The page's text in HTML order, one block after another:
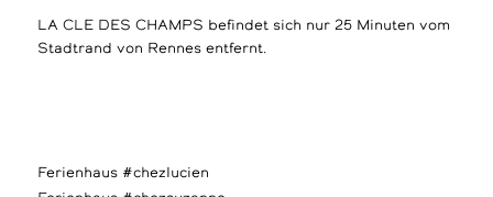
LA CLE DES CHAMPS befindet sich nur 25 Minuten vom
Stadtrand von Rennes entfernt.
Ferienhaus #chezlucien